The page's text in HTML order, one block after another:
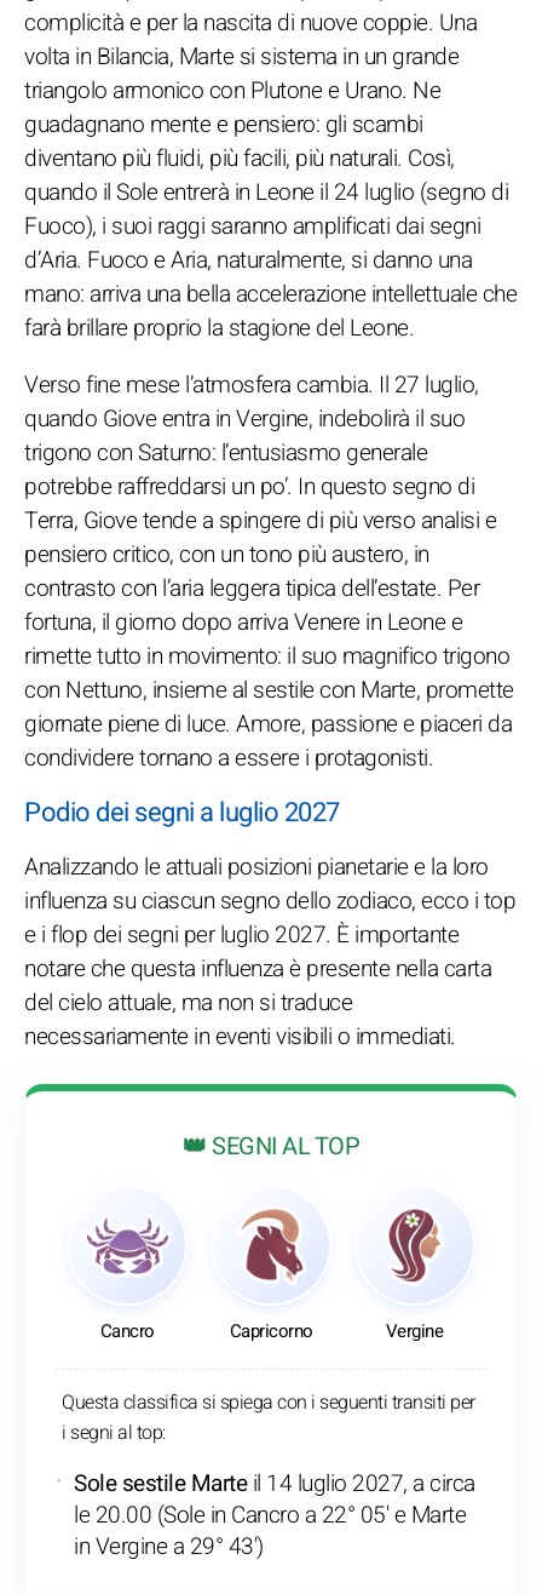
complicità e per la nascita di nuove coppie. Una
volta in Bilancia, Marte si sistema in un grande
triangolo armonico con Plutone e Urano. Ne
guadagnano mente e pensiero: gli scambi
diventano più fluidi, più facili, più naturali. Così,
quando il Sole entrerà in Leone il 24 luglio (segno di
Fuoco), i suoi raggi saranno amplificati dai segni
d’Aria. Fuoco e Aria, naturalmente, si danno una
mano: arriva una bella accelerazione intellettuale che
farà brillare proprio la stagione del Leone.
Verso fine mese l’atmosfera cambia. Il 27 luglio,
quando Giove entra in Vergine, indebolirà il suo
trigono con Saturno: l’entusiasmo generale
potrebbe raffreddarsi un po’. In questo segno di
Terra, Giove tende a spingere di più verso analisi e
pensiero critico, con un tono più austero, in
contrasto con l’aria leggera tipica dell’estate. Per
fortuna, il giorno dopo arriva Venere in Leone e
rimette tutto in movimento: il suo magnifico trigono
con Nettuno, insieme al sestile con Marte, promette
giornate piene di luce. Amore, passione e piaceri da
condividere tornano a essere i protagonisti.
Podio dei segni a luglio 2027
Analizzando le attuali posizioni pianetarie e la loro
influenza su ciascun segno dello zodiaco, ecco i top
e i flop dei segni per luglio 2027. È importante
notare che questa influenza è presente nella carta
del cielo attuale, ma non si traduce
necessariamente in eventi visibili o immediati.
👑 SEGNI AL TOP
Cancro Capricorno Vergine
Questa classifica si spiega con i seguenti transiti per
i segni al top:
Sole sestile Marteil 14 luglio 2027, a circa
le 20.00 (Sole in Cancro a 22° 05' e Marte
in Vergine a 29° 43')